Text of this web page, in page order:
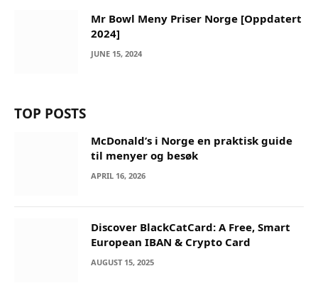
Mr Bowl Meny Priser Norge [Oppdatert
2024]
JUNE 15, 2024
TOP POSTS
McDonald’s i Norge en praktisk guide
til menyer og besøk
APRIL 16, 2026
Discover BlackCatCard: A Free, Smart
European IBAN & Crypto Card
AUGUST 15, 2025